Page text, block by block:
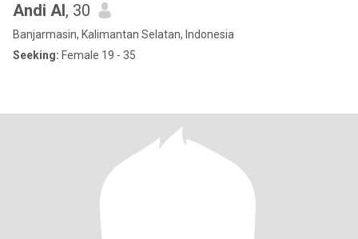
Andi Al, 30
Banjarmasin, Kalimantan Selatan, Indonesia
Seeking: Female 19 - 35